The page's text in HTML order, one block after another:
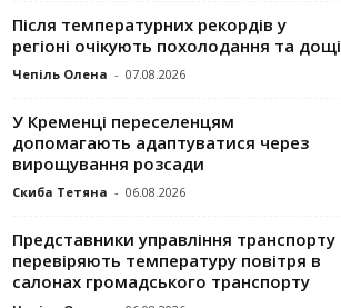
Після температурних рекордів у
регіоні очікують похолодання та дощі
Чепіль Олена - 07.08.2026
У Кременці переселенцям
допомагають адаптуватися через
вирощування розсади
Скиба Тетяна - 06.08.2026
Представники управління транспорту
перевіряють температуру повітря в
салонах громадського транспорту